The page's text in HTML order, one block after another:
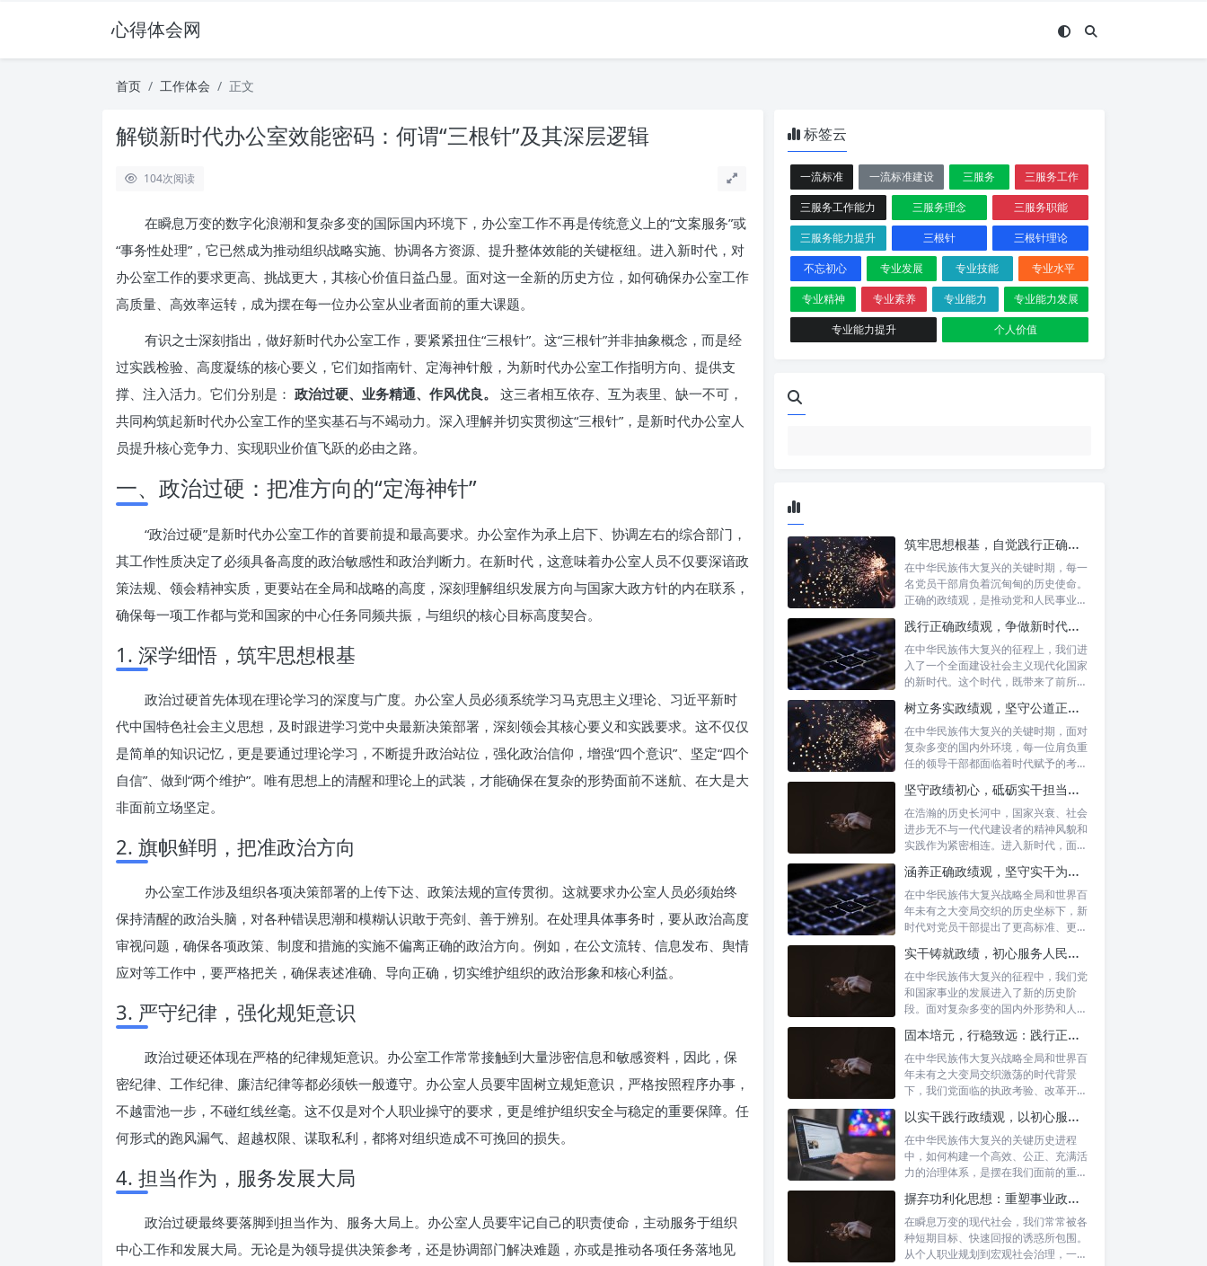
心得体会网
首页 工作体会 正文
解锁新时代办公室效能密码：何谓“三根针”及其深层逻辑
104次阅读
在瞬息万变的数字化浪潮和复杂多变的国际国内环境下，办公室工作不再是传统意义上的“文案服务”或
“事务性处理”，它已然成为推动组织战略实施、协调各方资源、提升整体效能的关键枢纽。进入新时代，对
办公室工作的要求更高、挑战更大，其核心价值日益凸显。面对这一全新的历史方位，如何确保办公室工作
高质量、高效率运转，成为摆在每一位办公室从业者面前的重大课题。
有识之士深刻指出，做好新时代办公室工作，要紧紧扭住“三根针”。这“三根针”并非抽象概念，而是经
过实践检验、高度凝练的核心要义，它们如指南针、定海神针般，为新时代办公室工作指明方向、提供支
撑、注入活力。它们分别是： 政治过硬、业务精通、作风优良。
这三者相互依存、互为表里、缺一不可，
共同构筑起新时代办公室工作的坚实基石与不竭动力。深入理解并切实贯彻这“三根针”，是新时代办公室人
员提升核心竞争力、实现职业价值飞跃的必由之路。
一、政治过硬：把准方向的“定海神针”
“政治过硬”是新时代办公室工作的首要前提和最高要求。办公室作为承上启下、协调左右的综合部门，
其工作性质决定了必须具备高度的政治敏感性和政治判断力。在新时代，这意味着办公室人员不仅要深谙政
策法规、领会精神实质，更要站在全局和战略的高度，深刻理解组织发展方向与国家大政方针的内在联系，
确保每一项工作都与党和国家的中心任务同频共振，与组织的核心目标高度契合。
1. 深学细悟，筑牢思想根基
政治过硬首先体现在理论学习的深度与广度。办公室人员必须系统学习马克思主义理论、习近平新时
代中国特色社会主义思想，及时跟进学习党中央最新决策部署，深刻领会其核心要义和实践要求。这不仅仅
是简单的知识记忆，更是要通过理论学习，不断提升政治站位，强化政治信仰，增强“四个意识”、坚定“四个
自信”、做到“两个维护”。唯有思想上的清醒和理论上的武装，才能确保在复杂的形势面前不迷航、在大是大
非面前立场坚定。
2. 旗帜鲜明，把准政治方向
办公室工作涉及组织各项决策部署的上传下达、政策法规的宣传贯彻。这就要求办公室人员必须始终
保持清醒的政治头脑，对各种错误思潮和模糊认识敢于亮剑、善于辨别。在处理具体事务时，要从政治高度
审视问题，确保各项政策、制度和措施的实施不偏离正确的政治方向。例如，在公文流转、信息发布、舆情
应对等工作中，要严格把关，确保表述准确、导向正确，切实维护组织的政治形象和核心利益。
3. 严守纪律，强化规矩意识
政治过硬还体现在严格的纪律规矩意识。办公室工作常常接触到大量涉密信息和敏感资料，因此，保
密纪律、工作纪律、廉洁纪律等都必须铁一般遵守。办公室人员要牢固树立规矩意识，严格按照程序办事，
不越雷池一步，不碰红线丝毫。这不仅是对个人职业操守的要求，更是维护组织安全与稳定的重要保障。任
何形式的跑风漏气、超越权限、谋取私利，都将对组织造成不可挽回的损失。
4. 担当作为，服务发展大局
政治过硬最终要落脚到担当作为、服务大局上。办公室人员要牢记自己的职责使命，主动服务于组织
中心工作和发展大局。无论是为领导提供决策参考，还是协调部门解决难题，亦或是推动各项任务落地见
标签云
一流标准 一流标准建设 三服务
三服务工作
三服务工作能力
三服务理念
三服务职能
三服务能力提升
三根针
三根针理论
不忘初心
专业发展 专业技能
专业水平
专业精神
专业素养 专业能力
专业能力发展
专业能力提升
个人价值
筑牢思想根基，自觉践行正确政绩观：新时代党员干部的价值指引
在中华民族伟大复兴的关键时期，每一
名党员干部肩负着沉甸甸的历史使命。
正确的政绩观，是推动党和人民事业发
践行正确政绩观，争做新时代合格公职人员：新征程的使命与担当
在中华民族伟大复兴的征程上，我们进
入了一个全面建设社会主义现代化国家
的新时代。这个时代，既带来了前所未
树立务实政绩观，坚守公道正派底线：新时代领导干部高质量发展指南
在中华民族伟大复兴的关键时期，面对
复杂多变的国内外环境，每一位肩负重
任的领导干部都面临着时代赋予的考验
坚守政绩初心，砥砺实干担当：新时代高质量发展的精神坐标
在浩瀚的历史长河中，国家兴衰、社会
进步无不与一代代建设者的精神风貌和
实践作为紧密相连。进入新时代，面对
涵养正确政绩观，坚守实干为民情怀：新时代党员干部的责任与担当
在中华民族伟大复兴战略全局和世界百
年未有之大变局交织的历史坐标下，新
时代对党员干部提出了更高标准、更严
实干铸就政绩，初心服务人民：新时代干部担当作为的实践指南
在中华民族伟大复兴的征程中，我们党
和国家事业的发展进入了新的历史阶
段。面对复杂多变的国内外形势和人民
固本培元，行稳致远：践行正确政绩理念，永葆务实清廉作风的时代命题
在中华民族伟大复兴战略全局和世界百
年未有之大变局交织激荡的时代背景
下，我们党面临的执政考验、改革开放
以实干践行政绩观，以初心服务群众：新时代治理的灯塔与指南
在中华民族伟大复兴的关键历史进程
中，如何构建一个高效、公正、充满活
力的治理体系，是摆在我们面前的重要
摒弃功利化思想：重塑事业政绩观，驱动社会高质量发展
在瞬息万变的现代社会，我们常常被各
种短期目标、快速回报的诱惑所包围。
从个人职业规划到宏观社会治理，一种